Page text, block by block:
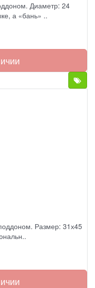
Диаметр: 24
а «бань» ..
Размер: 31х45